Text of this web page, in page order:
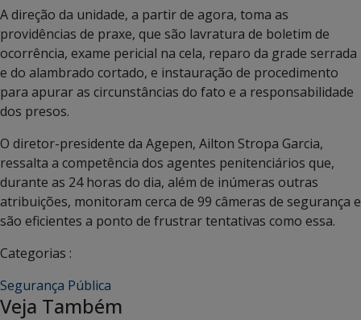
A direção da unidade, a partir de agora, toma as
providências de praxe, que são lavratura de boletim de
ocorrência, exame pericial na cela, reparo da grade serrada
e do alambrado cortado, e instauração de procedimento
para apurar as circunstâncias do fato e a responsabilidade
dos presos.
O diretor-presidente da Agepen, Ailton Stropa Garcia,
ressalta a competência dos agentes penitenciários que,
durante as 24 horas do dia, além de inúmeras outras
atribuições, monitoram cerca de 99 câmeras de segurança e
são eficientes a ponto de frustrar tentativas como essa.
Categorias :
Segurança Pública
Veja Também